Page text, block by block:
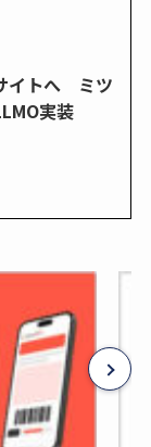
イトへ ミツ
実装